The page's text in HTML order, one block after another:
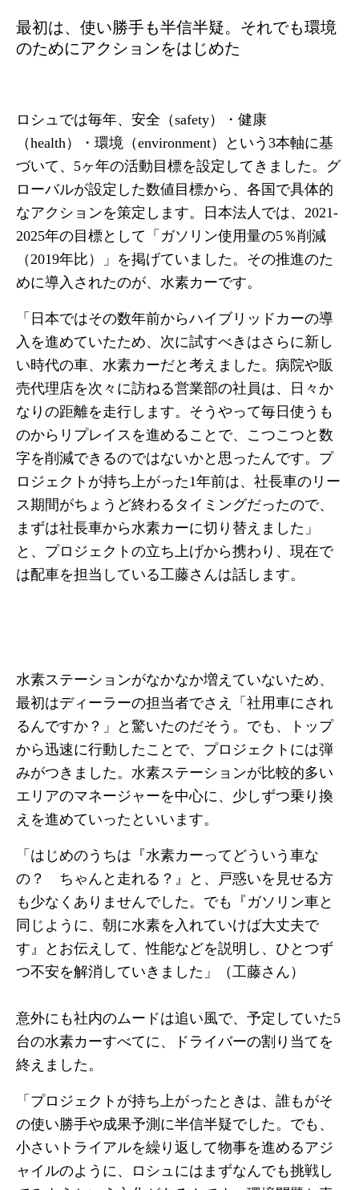
最初は、使い勝手も半信半疑。それでも環境
のためにアクションをはじめた
ロシュでは毎年、安全（safety）・健康
（health）・環境（environment）という3本軸に基
づいて、5ヶ年の活動目標を設定してきました。グ
ローバルが設定した数値目標から、各国で具体的
なアクションを策定します。日本法人では、2021‐
2025年の目標として「ガソリン使用量の5％削減
（2019年比）」を掲げていました。その推進のた
めに導入されたのが、水素カーです。
「日本ではその数年前からハイブリッドカーの導
入を進めていたため、次に試すべきはさらに新し
い時代の車、水素カーだと考えました。病院や販
売代理店を次々に訪ねる営業部の社員は、日々か
なりの距離を走行します。そうやって毎日使うも
のからリプレイスを進めることで、こつこつと数
字を削減できるのではないかと思ったんです。プ
ロジェクトが持ち上がった1年前は、社長車のリー
ス期間がちょうど終わるタイミングだったので、
まずは社長車から水素カーに切り替えました」
と、プロジェクトの立ち上げから携わり、現在で
は配車を担当している工藤さんは話します。
水素ステーションがなかなか増えていないため、
最初はディーラーの担当者でさえ「社用車にされ
るんですか？」と驚いたのだそう。でも、トップ
から迅速に行動したことで、プロジェクトには弾
みがつきました。水素ステーションが比較的多い
エリアのマネージャーを中心に、少しずつ乗り換
えを進めていったといいます。
「はじめのうちは『水素カーってどういう車な
の？ ちゃんと走れる？』と、戸惑いを見せる方
も少なくありませんでした。でも『ガソリン車と
同じように、朝に水素を入れていけば大丈夫で
す』とお伝えして、性能などを説明し、ひとつず
つ不安を解消していきました」（工藤さん）
意外にも社内のムードは追い風で、予定していた5
台の水素カーすべてに、ドライバーの割り当てを
終えました。
「プロジェクトが持ち上がったときは、誰もがそ
の使い勝手や成果予測に半信半疑でした。でも、
小さいトライアルを繰り返して物事を進めるアジ
ャイルのように、ロシュにはまずなんでも挑戦し